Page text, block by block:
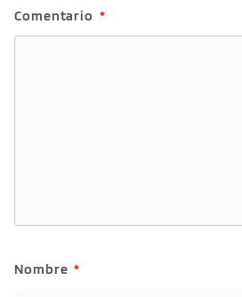
Comentario *
Nombre*